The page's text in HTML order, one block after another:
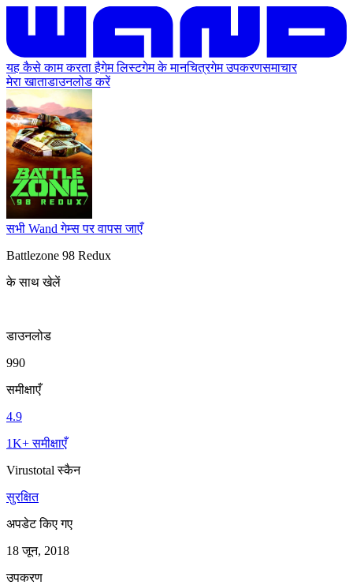
यह कैसे काम करता हैगेम लिस्टगेम के मानचित्रगेम उपकरणसमाचार
मेरा खाताडाउनलोड करें
सभी Wand गेम्स पर वापस जाएँ
Battlezone 98 Redux
के साथ खेलें
डाउनलोड
990
समीक्षाएँ
4.9
1K+ समीक्षाएँ
Virustotal स्कैन
सुरक्षित
अपडेट किए गए
18 जून, 2018
उपकरण